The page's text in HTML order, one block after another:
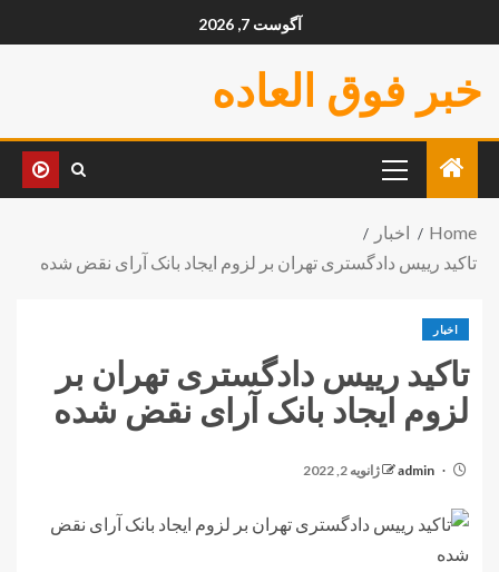
آگوست 7, 2026
خبر فوق العاده
Home
اخبار
تاکید رییس دادگستری تهران بر لزوم ایجاد بانک آرای نقض شده
اخبار
تاکید رییس دادگستری تهران بر
لزوم ایجاد بانک آرای نقض شده
admin ژانویه 2, 2022